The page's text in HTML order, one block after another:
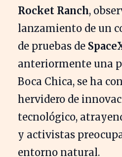
Rocket Ranch,
lanzamiento de un
de pruebas de
anteriormente una
Boca Chica, se ha
hervidero de
tecnológico,
y activistas
entorno natural.